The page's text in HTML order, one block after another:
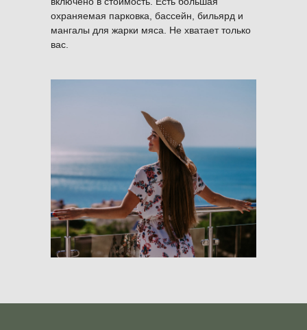
охраняемая парковка, бассейн, бильярд и
мангалы для жарки мяса. Не хватает только
вас.